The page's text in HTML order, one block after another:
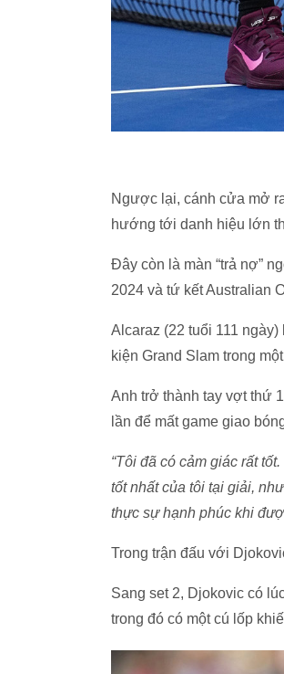
Ngược lại, cánh cửa mở
hướng tới danh hiệu lớn
Đây còn là màn “trả nợ”
2024 và tứ kếtAustralian
Alcaraz (22 tuổi 111
kiện Grand Slam trong
Anh trở thành tay vợt thứ
lần để mất game giao
“Tôi đã có cảm giác rất
tốt nhất của tôi tại giải,
thực sự hạnh phúc khi
Trong trận đấu với
Sang set 2, Djokovic có
trong đó có một cú lốp